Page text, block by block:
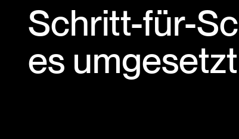
Schritt-für-
es umgesetzt